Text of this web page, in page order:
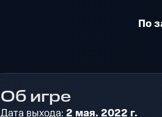
По
Об игре
Дата выхода: 2 мая. 2022 г.